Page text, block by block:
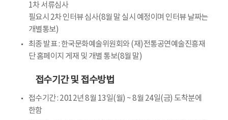
1차 서류심사
필요시 2차 인터뷰 심사(8월 말 실시 예정이며 인터뷰 날짜는
개별통보)
최종 발표 : 한국문화예술위원회와 (재)전통공연예술진흥재
단 홈페이지 게재 및 개별 통보(8월 말)
접수기간 및 접수방법
접수기간 : 2012년 8월 13일(월) ~ 8월 24일(금) 도착분에
한함